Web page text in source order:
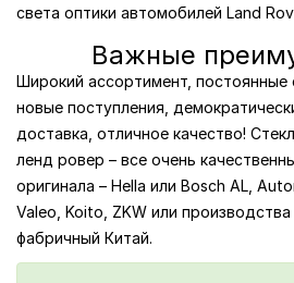
света оптики автомобилей Land
Важные
Широкий ассортимент, постоянные
новые поступления,
доставка, отличное качество!
ленд ровер – все очень
оригинала – Hella или Bosch AL,
Valeo, Koito, ZKW или
фабричный Китай.